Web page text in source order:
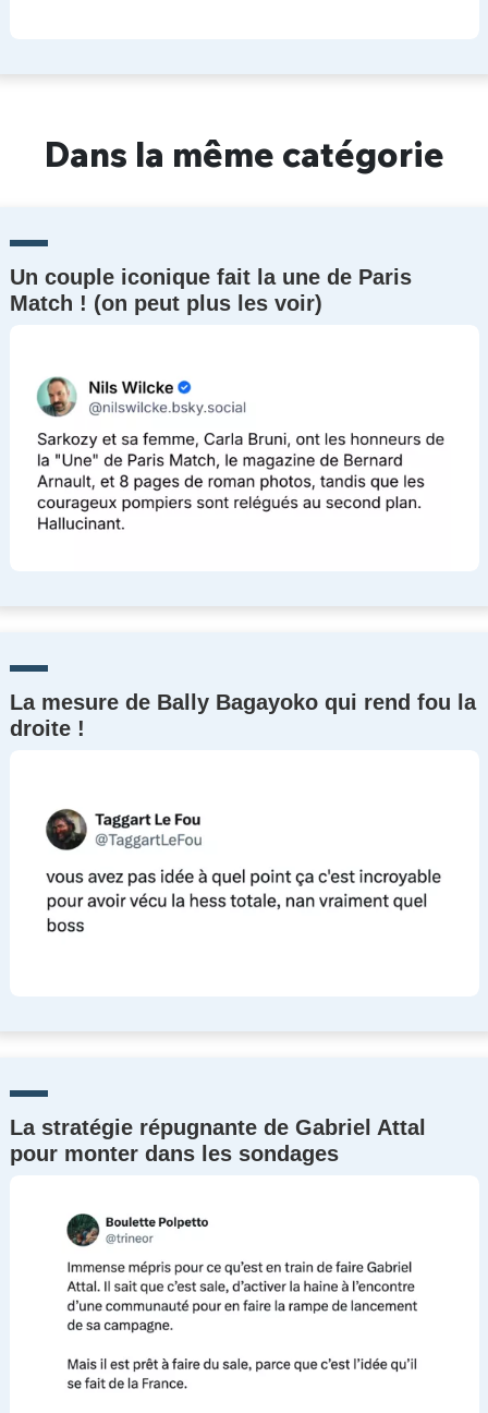
Dans la même catégorie
Un couple iconique fait la une de Paris
Match ! (on peut plus les voir)
La mesure de Bally Bagayoko qui rend fou la
droite !
La stratégie répugnante de Gabriel Attal
pour monter dans les sondages